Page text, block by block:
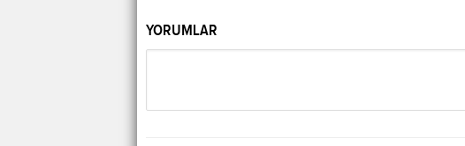
YORUMLAR